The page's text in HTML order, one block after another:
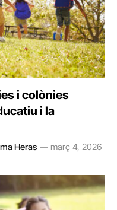
i colònies
i la
Heras març 4, 2026